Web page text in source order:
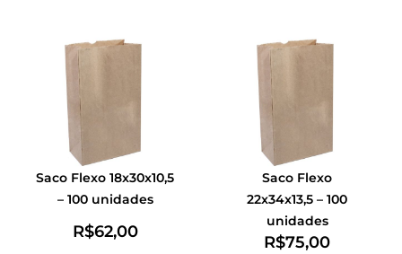
Saco Flexo 18x30x10,5
– 100 unidades
R$62,00
Saco Flexo
22x34x13,5 – 100
unidades
R$75,00